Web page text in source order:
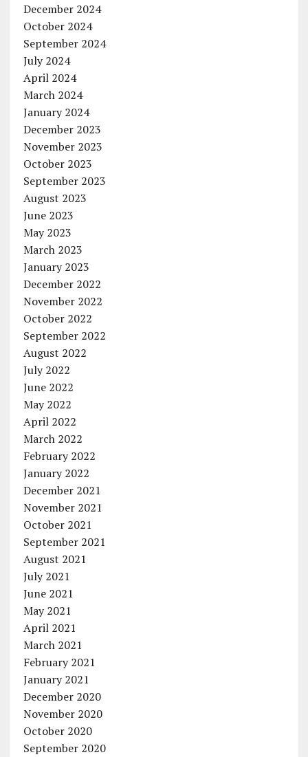
December 2024
October 2024
September 2024
July 2024
April 2024
March 2024
January 2024
December 2023
November 2023
October 2023
September 2023
August 2023
June 2023
May 2023
March 2023
January 2023
December 2022
November 2022
October 2022
September 2022
August 2022
July 2022
June 2022
May 2022
April 2022
March 2022
February 2022
January 2022
December 2021
November 2021
October 2021
September 2021
August 2021
July 2021
June 2021
May 2021
April 2021
March 2021
February 2021
January 2021
December 2020
November 2020
October 2020
September 2020